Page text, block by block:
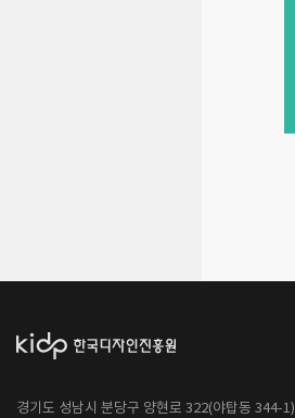
경기도 성남시 분당구 양현로 322(야탑동 344-1)